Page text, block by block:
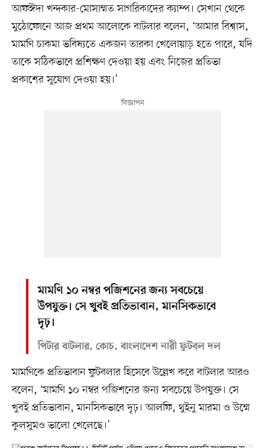
আফঈদা খন্দকার-মোসাম্মত সাগরিকাদের ক্যাম্প। সেখান থেকে
মুঠোফোনে আজ প্রথম আলোকে বাটলার বলেন, ‘আমার বিশ্বাস,
মামণি চাকমা ভবিষ্যতে একজন তারকা খেলোয়াড় হতে পারে, যদি
তাকে সঠিকভাবে প্রশিক্ষণ দেওয়া হয় এবং নিজের প্রতিভা
প্রকাশের সুযোগ দেওয়া হয়।’
মামণি ১০ নম্বর পজিশনের জন্য সবচেয়ে
উপযুক্ত। সে খুবই প্রতিভাবান, মানসিকভাবে
দৃঢ়।
পিটার বাটলার, কোচ, বাংলাদেশ নারী ফুটবল দল
মামণিকে প্রতিভাবান ফুটবলার হিসেবে উল্লেখ করে বাটলার আরও
বলেন, ‘মামণি ১০ নম্বর পজিশনের জন্য সবচেয়ে উপযুক্ত। সে
খুবই প্রতিভাবান, মানসিকভাবে দৃঢ়। আলফি, থুইনু মারমা ও উম্মে
কুলসুমও ভালো খেলেছে।’